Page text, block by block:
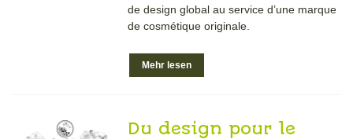
de design global au service d’une marque
de cosmétique originale.
Mehr lesen
Du design pour le